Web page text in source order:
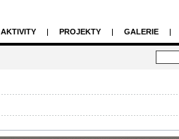
AKTIVITY PROJEKTY GALERIE